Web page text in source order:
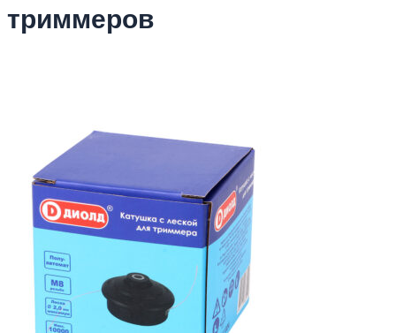
триммеров